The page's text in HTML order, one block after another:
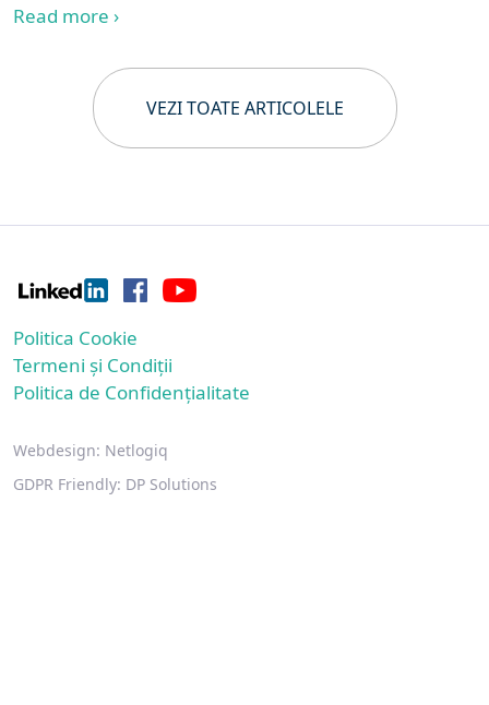
Read more ›
VEZI TOATE ARTICOLELE
Politica Cookie
Termeni și Condiții
Politica de Confidențialitate
Webdesign: Netlogiq
GDPR Friendly: DP Solutions